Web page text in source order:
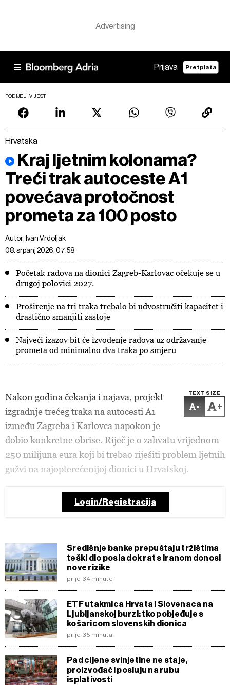
Prijava Pretplata
PODIJELI VIJEST
Hrvatska
Kraj ljetnim kolonama?
Treći trak autoceste A1
povećava protočnost
prometa za 100 posto
Autor: Ivan Vrdoljak
08. srpanj 2026, 07:58
Početak radova na dionici Zagreb-Karlovac očekuje se u
drugoj polovici 2027.
Proširenje na tri traka trebalo bi udvostručiti kapacitet i
drastično smanjiti zastoje
Najveći izazov bit će izvođenje radova uz održavanje
prometa od minimalno dva traka po smjeru
TEXT SIZE
- +
Nakon godina čekanja i najava, projekt
izgradnje trećeg traka na autocesti A1
između Zagreba i Karlovca napokon je
dobio konkretne obrise. Riječ je o zahvatu vrijednom
250 milijuna eura koji bi trebao riješiti problem ljetnih
gužvi na najopterećenijoj dionici u Hrvatskoj.
Login/Registracija
Središnje banke prepuštaju tržištima
teški dio posla dok rat s Iranom donosi
nove rizike
prije 34 minute
ETF utakmica Hrvata i Slovenaca na
Ljubljanskoj burzi: tko pobjeđuje s
košaricom slovenskih dionica
prije 35 minuta
Pad cijene svinjetine ne staje,
proizvođači posluju na rubu
isplativosti